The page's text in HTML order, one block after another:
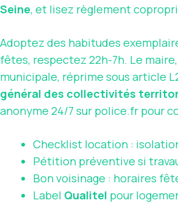
Seine, et lisez règlement
Adoptez des habitudes
fêtes, respectez 22h-7h. Le
municipale, réprime sous article
général des collectivités
anonyme 24/7 sur police.fr pour
Checklist location :
Pétition préventive si
Bon voisinage : horaires
Label Qualitel pour